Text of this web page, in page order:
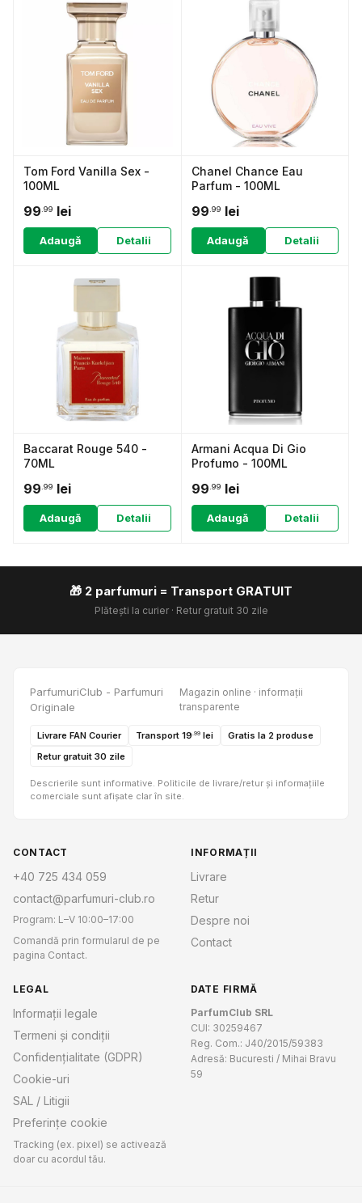
Tom Ford Vanilla Sex -
100ML
99 .99 lei
Adaugă Detalii
Chanel Chance Eau
Parfum - 100ML
99 .99 lei
Adaugă Detalii
Baccarat Rouge 540 -
70ML
99 .99 lei
Adaugă Detalii
Armani Acqua Di Gio
Profumo - 100ML
99 .99 lei
Adaugă Detalii
🎁 2 parfumuri = Transport GRATUIT
Plătești la curier · Retur gratuit 30 zile
ParfumuriClub - Parfumuri
Originale
Magazin online · informații
transparente
Livrare FAN Courier Transport 19.99 lei
Gratis la 2 produse
Retur gratuit 30 zile
Descrierile sunt informative. Politicile de livrare/retur și informațiile
comerciale sunt afișate clar în site.
CONTACT
+40 725 434 059
contact@parfumuri-club.ro
Program: L–V 10:00–17:00
Comandă prin formularul de pe
pagina Contact.
INFORMAȚII
Livrare
Retur
Despre noi
Contact
LEGAL
Informații legale
Termeni și condiții
Confidențialitate (GDPR)
Cookie-uri
SAL / Litigii
Preferințe cookie
Tracking (ex. pixel) se activează
doar cu acordul tău.
DATE FIRMĂ
ParfumClub SRL
CUI: 30259467
Reg. Com.: J40/2015/59383
Adresă: Bucuresti / Mihai Bravu
59